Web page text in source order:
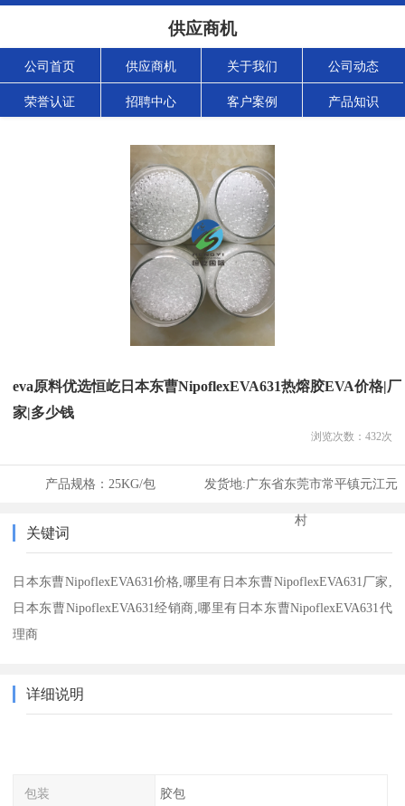
供应商机
公司首页 供应商机 关于我们 公司动态
荣誉认证 招聘中心 客户案例 产品知识
eva原料优选恒屹日本东曹NipoflexEVA631热熔胶EVA价格|厂
家|多少钱
浏览次数： 432次
产品规格： 25KG/包 发货地:广东省东莞市常平镇元江元
村
关键词
日本东曹NipoflexEVA631价格,哪里有日本东曹NipoflexEVA631厂家,
日本东曹NipoflexEVA631经销商,哪里有日本东曹NipoflexEVA631代
理商
详细说明
包装 胶包